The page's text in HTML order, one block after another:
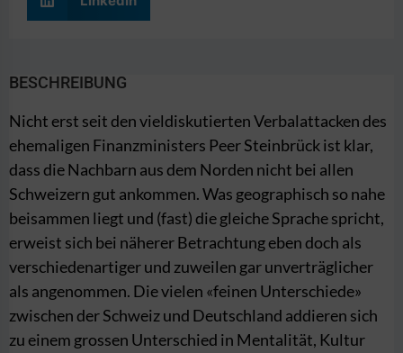
BESCHREIBUNG
Nicht erst seit den vieldiskutierten Verbalattacken des
ehemaligen Finanzministers Peer Steinbrück ist klar,
dass die Nachbarn aus dem Norden nicht bei allen
Schweizern gut ankommen. Was geographisch so nahe
beisammen liegt und (fast) die gleiche Sprache spricht,
erweist sich bei näherer Betrachtung eben doch als
verschiedenartiger und zuweilen gar unverträglicher
als angenommen. Die vielen «feinen Unterschiede»
zwischen der Schweiz und Deutschland addieren sich
zu einem grossen Unterschied in Mentalität, Kultur